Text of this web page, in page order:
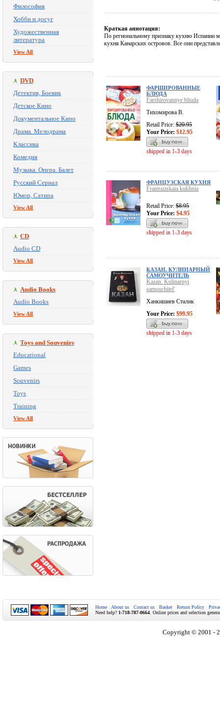
Философия
Хобби и досуг
Художественная
литература
View All
DVD
Детектив, Боевик
Детское Кино
Документальное Кино
Драма. Мелодрама
Классика
Комедия
Музыка. Опера. Балет
Русский Сериал
Юмор, Сатира
View All
CD
Audio CD
View All
Audio Books
Audio Books
View All
Toys and Souvenirs
Educational
Games
Souvenirs
Toys
Training
View All
Краткая аннотация:
По региональному признаку кухню Испании
кухня Канарских островов. Все они
ФАРШИРОВАННЫЕ
БЛЮДА
Farshirovannye bliuda
Тихомирова В.
Retail Price: $20.95
Your Price: $12.95
shipped in 1-3 days
ФРАНЦУЗСКАЯ КУХНЯ
Frantsuzskaia kukhnia
Retail Price: $8.95
Your Price: $4.95
shipped in 1-3 days
КАЗАН. КУЛИНАРНЫЙ
САМОУЧИТЕЛЬ
Kazan. Kulinarnyi
samouchitel'
Ханкишиев Сталик
Your Price: $99.95
shipped in 1-3 days
Home About us Contact us Basket Return Policy
Need help? 1-718-787-0664 . Online prices and selection
Copyright © 2001 -